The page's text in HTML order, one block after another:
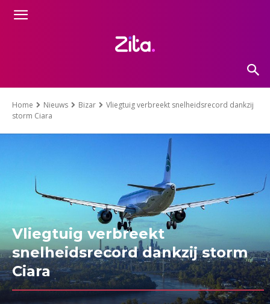
Home Nieuws Bizar
Vliegtuig verbreekt snelheidsrecord dankzij
storm Ciara
Vliegtuig verbreekt
snelheidsrecord dankzij storm
Ciara